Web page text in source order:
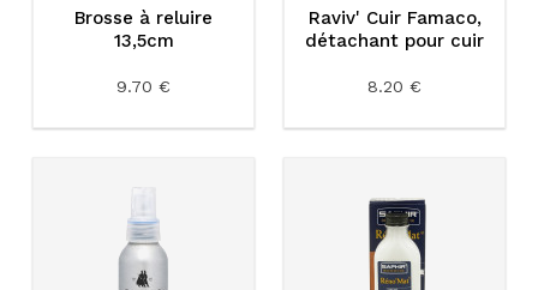
Brosse à reluire
13,5cm
9.70 €
Raviv' Cuir Famaco,
détachant pour cuir
8.20 €